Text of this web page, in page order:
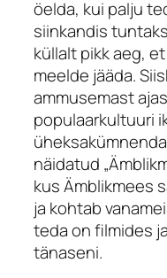
öelda, kui palju
siinkandis
küllalt pikk aeg,
meelde jääda.
ammusemast
populaarkultuuri
näidatud
kus Ämblikmees
ja kohtab
teda on filmides
tänaseni.